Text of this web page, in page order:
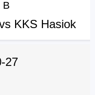
B
KKS Hasiok
27